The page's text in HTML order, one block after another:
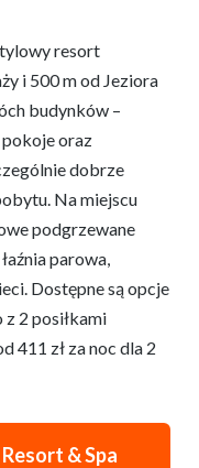
resort
i 500 m od Jeziora
budynków –
oraz
dobrze
Na miejscu
podgrzewane
parowa,
Dostępne są opcje
z 2 posiłkami
411 zł za noc dla 2
& Spa